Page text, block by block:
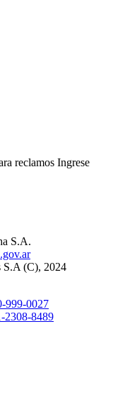
reclamos Ingrese
S.A.
S.A (C), 2024
999-0027
2308-8489